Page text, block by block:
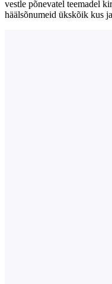
vestle põnevatel teemadel
häälsõnumeid ükskõik kus